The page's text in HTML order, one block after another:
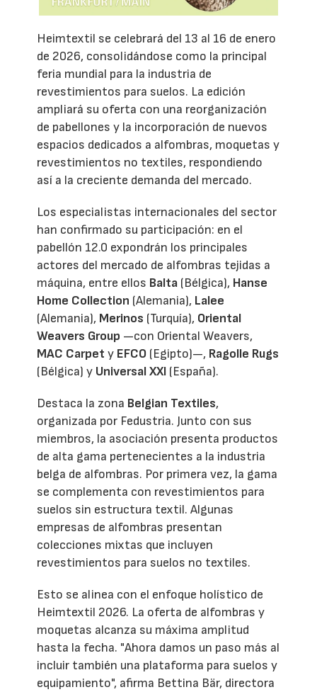
Heimtextil se celebrará del 13 al 16 de enero
de 2026, consolidándose como la principal
feria mundial para la industria de
revestimientos para suelos. La edición
ampliará su oferta con una reorganización
de pabellones y la incorporación de nuevos
espacios dedicados a alfombras, moquetas y
revestimientos no textiles, respondiendo
así a la creciente demanda del mercado.
Los especialistas internacionales del sector
han confirmado su participación: en el
pabellón 12.0 expondrán los principales
actores del mercado de alfombras tejidas a
máquina, entre ellos Balta (Bélgica), Hanse
Home Collection (Alemania), Lalee
(Alemania), Merinos (Turquía), Oriental
Weavers Group —con Oriental Weavers,
MAC Carpet y EFCO (Egipto)—, Ragolle Rugs
(Bélgica) y Universal XXI (España).
Destaca la zona Belgian Textiles,
organizada por Fedustria. Junto con sus
miembros, la asociación presenta productos
de alta gama pertenecientes a la industria
belga de alfombras. Por primera vez, la gama
se complementa con revestimientos para
suelos sin estructura textil. Algunas
empresas de alfombras presentan
colecciones mixtas que incluyen
revestimientos para suelos no textiles.
Esto se alinea con el enfoque holístico de
Heimtextil 2026. La oferta de alfombras y
moquetas alcanza su máxima amplitud
hasta la fecha. "Ahora damos un paso más al
incluir también una plataforma para suelos y
equipamiento", afirma Bettina Bär, directora